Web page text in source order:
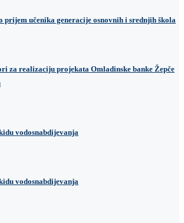
prijem učenika generacije osnovnih i srednjih škola
za realizaciju projekata Omladinske banke Žepče
vodosnabdijevanja
vodosnabdijevanja